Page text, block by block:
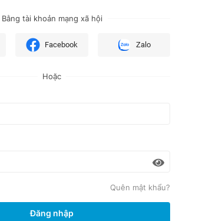
Bằng tài khoản mạng xã hội
Facebook Zalo
Hoặc
Quên mật khẩu?
Đăng nhập